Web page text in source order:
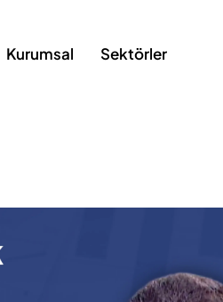
Kurumsal Sektörler